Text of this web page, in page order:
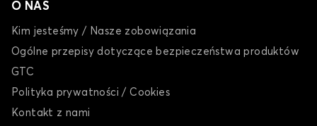
O NAS
Kim jesteśmy / Nasze zobowiązania
Ogólne przepisy dotyczące bezpieczeństwa produktów
GTC
Polityka prywatności / Cookies
Kontakt z nami